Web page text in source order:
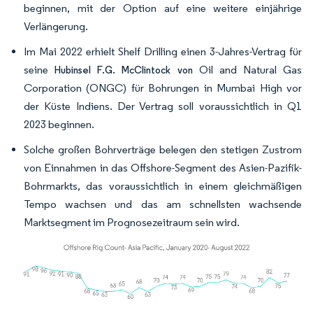
beginnen, mit der Option auf eine weitere einjährige
Verlängerung.
Im Mai 2022 erhielt Shelf Drilling einen 3-Jahres-Vertrag für
seineHubinsel F.G. McClintock vonOil and Natural Gas
Corporation (ONGC) für Bohrungen in Mumbai High vor
der Küste Indiens. Der Vertrag soll voraussichtlich in Q1
2023 beginnen.
Solche großen Bohrverträge belegen den stetigen Zustrom
von Einnahmen in das Offshore-Segment des Asien-Pazifik-
Bohrmarkts, das voraussichtlich in einem gleichmäßigen
Tempo wachsen und das am schnellsten wachsende
Marktsegment im Prognosezeitraum sein wird.